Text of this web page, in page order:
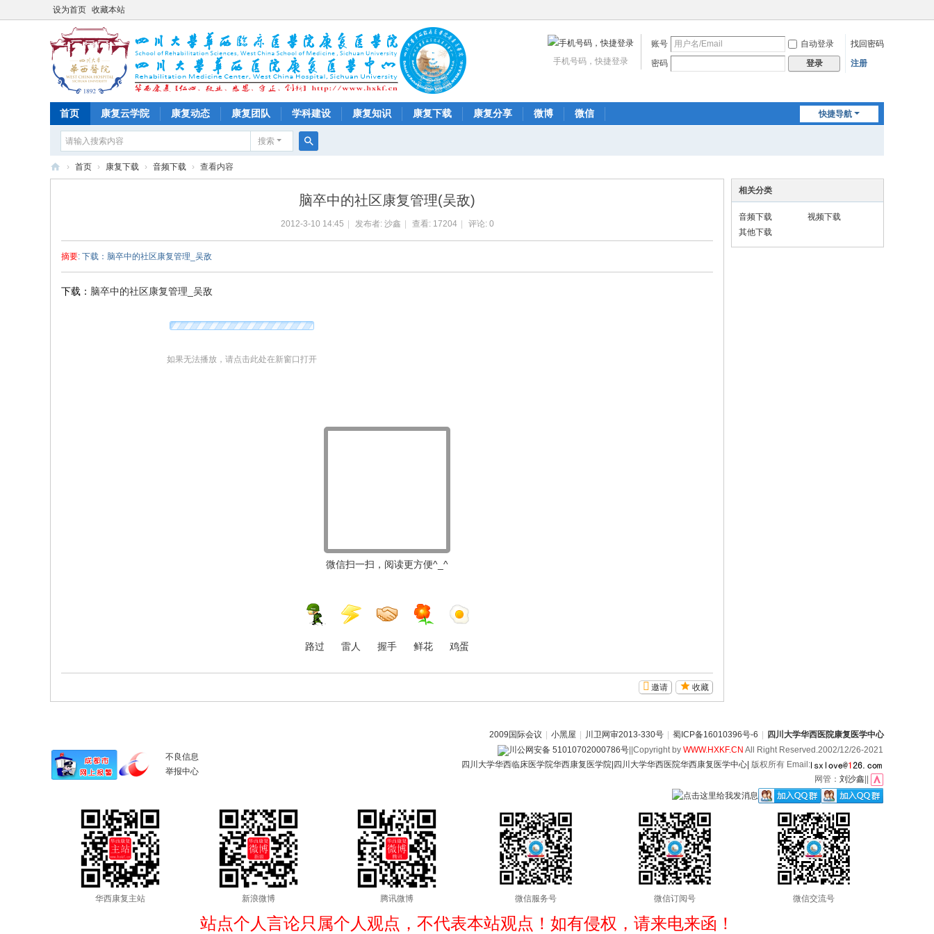
设为首页 收藏本站
账号 自动登录
找回密码
密码
登录 注册
手机号码，快捷登录
快捷导航
首页 康复云学院 康复动态 康复团队 学科建设 康复知识 康复下载 康复分享 微博 微信
搜索
索
› 首页 › 康复下载 › 音频下载 › 查看内容
脑卒中的社区康复管理(吴敌)
2012-3-10 14:45 发布者: 沙鑫 查看: 17204 评论: 0
摘要: 下载：脑卒中的社区康复管理_吴敌
下载： 脑卒中的社区康复管理_吴敌
如果无法播放，请点击此处在新窗口打开
微信扫一扫，阅读更方便^_^
路过 雷人 握手 鲜花 鸡蛋
收藏
邀请
相关分类
音频下载
视频下载
其他下载
2009国际会议 小黑屋 川卫网审2013-330号 蜀ICP备16010396号-6 四川大学华西医院康复医学中心
不良信息
举报中心
川公网安备 51010702000786号 ||Copyright by WWW.HXKF.CN All Right Reserved.2002/12/26-2021
四川大学华西临床医学院华西康复医学院|四川大学华西医院华西康复医学中心| 版权所有 Email:
网管： 刘沙鑫
华西康复主站 新浪微博 腾讯微博 微信服务号 微信订阅号 微信交流号
站点个人言论只属个人观点，不代表本站观点！如有侵权，请来电来函！